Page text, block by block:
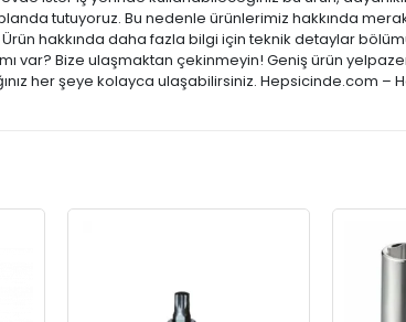
tutuyoruz. Bu nedenle ürünlerimiz hakkında
hakkında daha fazla bilgi için teknik detaylar
var? Bize ulaşmaktan çekinmeyin! Geniş ürün
her şeye kolayca ulaşabilirsiniz. Hepsicinde.com –